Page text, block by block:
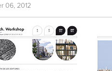
06, 2012